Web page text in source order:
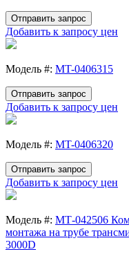
Отправить запрос
Добавить к запросу цен
Модель #: MT-0406315
Отправить запрос
Добавить к запросу цен
Модель #: MT-0406320
Отправить запрос
Добавить к запросу цен
Модель #: МТ-042506
монтажа на трубе
3000D